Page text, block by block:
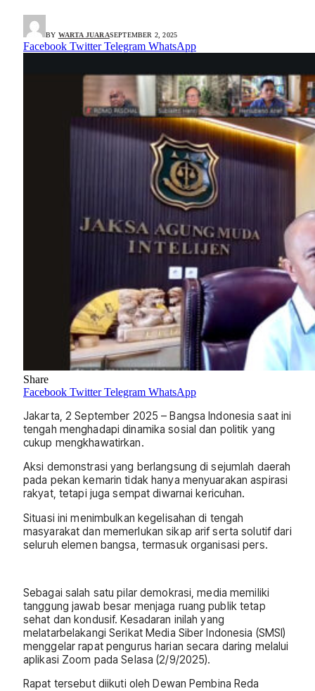
BY WARTA JUARASEPTEMBER 2, 2025
Facebook Twitter Telegram WhatsApp
Share
Facebook Twitter Telegram WhatsApp
Jakarta, 2 September 2025 – Bangsa Indonesia saat ini
tengah menghadapi dinamika sosial dan politik yang
cukup mengkhawatirkan.
Aksi demonstrasi yang berlangsung di sejumlah daerah
pada pekan kemarin tidak hanya menyuarakan aspirasi
rakyat, tetapi juga sempat diwarnai kericuhan.
Situasi ini menimbulkan kegelisahan di tengah
masyarakat dan memerlukan sikap arif serta solutif dari
seluruh elemen bangsa, termasuk organisasi pers.
Sebagai salah satu pilar demokrasi, media memiliki
tanggung jawab besar menjaga ruang publik tetap
sehat dan kondusif. Kesadaran inilah yang
melatarbelakangi Serikat Media Siber Indonesia (SMSI)
menggelar rapat pengurus harian secara daring melalui
aplikasi Zoom pada Selasa (2/9/2025).
Rapat tersebut diikuti oleh Dewan Pembina Reda